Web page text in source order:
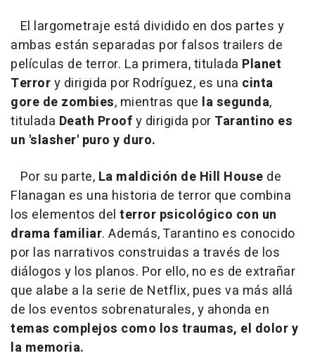
El largometraje está dividido en dos partes y
ambas están separadas por falsos trailers de
películas de terror. La primera, titulada Planet
Terrory dirigida por Rodríguez, es una cinta
gore de zombies, mientras que la segunda,
titulada Death Proofy dirigida por Tarantino es
un 'slasher' puro y duro.
Por su parte, La maldición de Hill House de
Flanagan es una historia de terror que combina
los elementos del terror psicológico con un
drama familiar. Además, Tarantino es conocido
por las narrativos construidas a través de los
diálogos y los planos. Por ello, no es de extrañar
que alabe a la serie de Netflix, pues va más allá
de los eventos sobrenaturales, y ahonda en
temas complejos como los traumas, el dolor y
la memoria.